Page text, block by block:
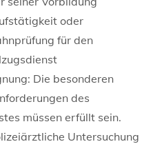
oder
für den
Die besonderen
des
müssen erfüllt sein.
Untersuchung